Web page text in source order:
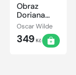
Obraz
Doriana
Graye
Oscar Wilde
349 Kč